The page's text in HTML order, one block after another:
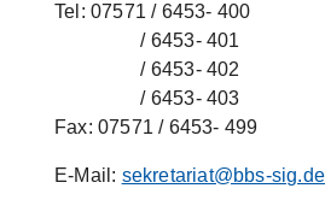
Tel: 07571 / 6453- 400
/ 6453- 401
/ 6453- 402
/ 6453- 403
Fax: 07571 / 6453- 499
E-Mail: sekretariat@bbs-sig.de